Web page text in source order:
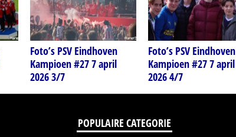
Foto’s PSV Eindhoven
Kampioen #27 7 april
2026 3/7
Foto’s PSV Eindhoven
Kampioen #27 7 april
2026 4/7
POPULAIRE CATEGORIE